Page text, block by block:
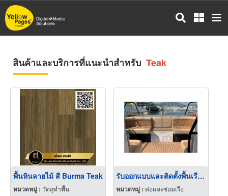
ข้าม
ไป
สินค้าและบริการที่แนะนำสำหรับ Teak
พื้นหินลายไม้ สี Burma Teak
หมวดหมู่ : วัตถุทำพื้น
รับออกแบบและติดตั้งพื้นเรือ Synthetic Teak
หมวดหมู่ : ต่อและซ่อมเรือ